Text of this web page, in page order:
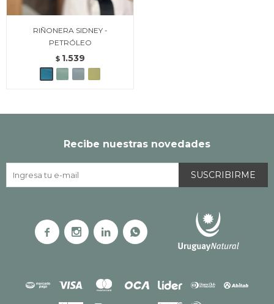
RIÑONERA SIDNEY -
PETRÓLEO
$ 1.539
Recibe nuestras novedades
SUSCRIBIRME
   